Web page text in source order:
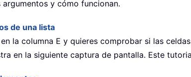
y cómo funcionan.
de una lista
la columna E y quieres comprobar si las
en la siguiente captura de pantalla. Este